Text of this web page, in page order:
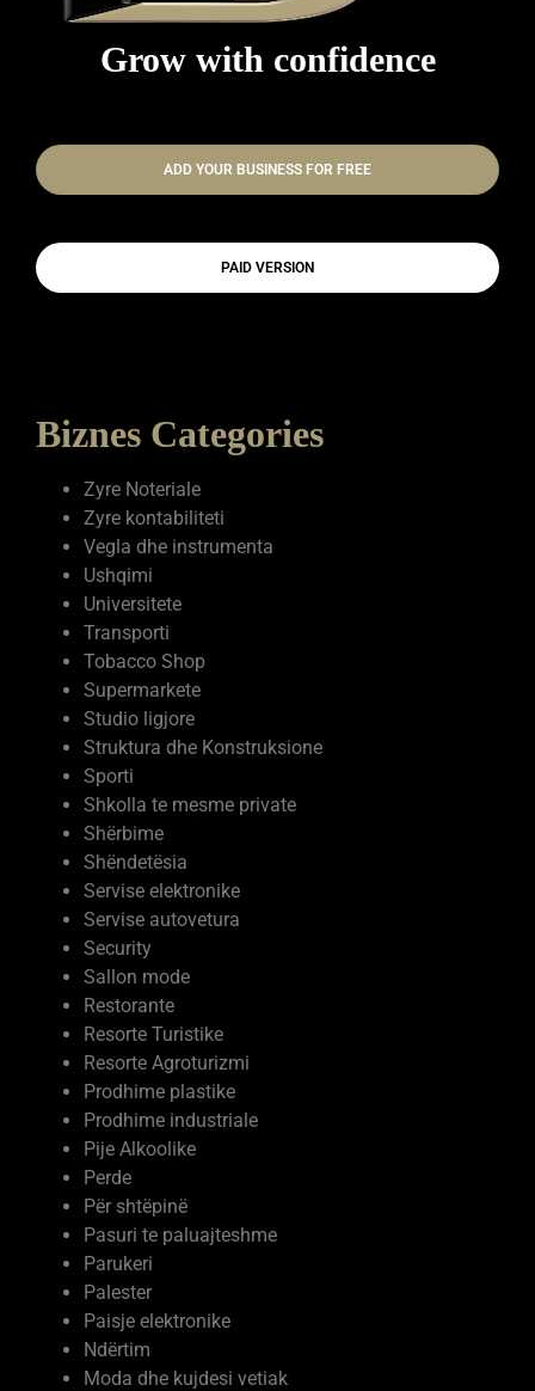
Grow with confidence
PAID VERSION
Zyre kontabiliteti
Vegla dhe instrumenta
Ushqimi
Universitete
Transporti
Tobacco Shop
Supermarkete
Studio ligjore
Struktura dhe Konstruksione
Sporti
Shkolla te mesme private
Shërbime
Shëndetësia
Servise elektronike
Servise autovetura
Security
Sallon mode
Restorante
Resorte Turistike
Resorte Agroturizmi
Prodhime plastike
Prodhime industriale
Pije Alkoolike
Perde
Për shtëpinë
Pasuri te paluajteshme
Parukeri
Palester
Paisje elektronike
Ndërtim
Moda dhe kujdesi vetiak
Mobilje me porosi